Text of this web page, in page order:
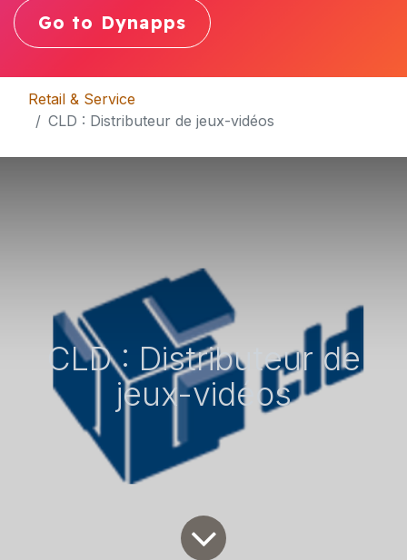
Go to Dynapps
Retail & Service
CLD : Distributeur de jeux-vidéos
CLD : Distributeur de
jeux-vidéos